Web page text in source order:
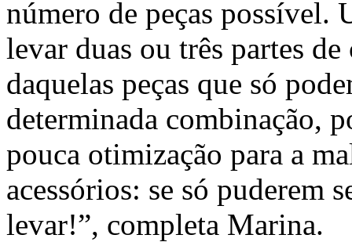
número de peças possível.
levar duas ou três partes
daquelas peças que só
determinada combinação,
pouca otimização para a
acessórios: se só puderem
levar!”, completa Marina.